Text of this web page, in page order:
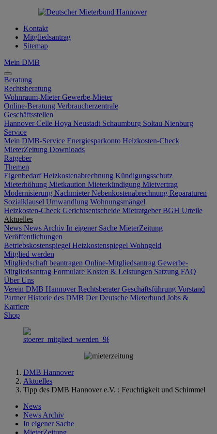
Kontakt
Mitgliedsantrag
Sitemap
Mein DMB
Beratung
Rechtsberatung
Wohnraum-MieterGewerbe-Mieter
Online-Beratung Verbraucherzentrale
Geschäftsstellen
HannoverCelle Hoya Neustadt Schaumburg Soltau Nienburg
Service
Mein DMB-Service Energiesparkonto Heizkosten-Check
MieterZeitung Downloads
Ratgeber
Themen
EigenbedarfHeizkostenabrechnung Kündigungsschutz
Mieterhöhung Mietkaution Mieterkündigung Mietvertrag
Modernisierung NachmieterNebenkostenabrechnung Reparaturen
Sozialklausel Umwandlung Wohnungsmängel
Heizkosten-Check Gerichtsentscheide MietratgeberBGH Urteile
Aktuelles
News News Archiv In eigener Sache MieterZeitung
Veröffentlichungen
Betriebskostenspiegel Heizkostenspiegel Wohngeld
Mitglied werden
Mitgliedschaft beantragen Online-Mitgliedsantrag Gewerbe-
Mitgliedsantrag Formulare Kosten & Leistungen Satzung FAQ
Über Uns
Verein DMB HannoverRechtsberaterGeschäftsführung Vorstand
PartnerHistorie des DMB Der Deutsche Mieterbund Jobs &
Karriere
Shop
DMB Hannover
Aktuelles
Tipp des DMB Hannover e.V. : Feuchtigkeit und Schimmel
News
News Archiv
In eigener Sache
MieterZeitung